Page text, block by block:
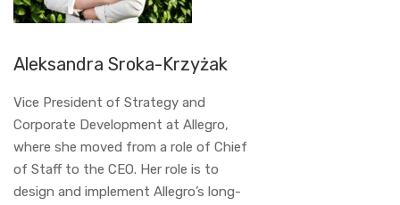
Aleksandra Sroka-Krzyżak
Vice President of Strategy and
Corporate Development at Allegro,
where she moved from a role of Chief
of Staff to the CEO. Her role is to
design and implement Allegro’s long-